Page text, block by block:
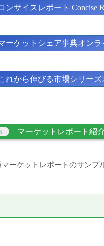
ンサイスレポート Concise
ーケットシェア事典オンラ
れから伸びる市場シリーズ
マーケットレポート紹
マーケットレポートのサンプ